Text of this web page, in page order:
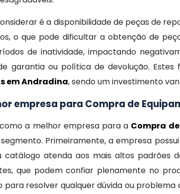
é a disponibilidade de peças de
o que pode dificultar a obtenção de
de inatividade, impactando
garantia ou política de devolução.
em Andradina, sendo um investimento
empresa para Compra de
a melhor empresa para a Compra
Primeiramente, a empresa
atenda aos mais altos padrões
que podem confiar plenamente no
resolver qualquer dúvida ou